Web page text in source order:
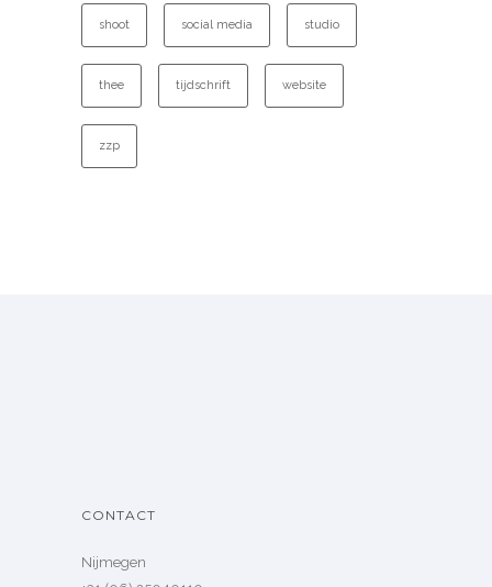
shoot social media studio
thee tijdschrift website
zzp
CONTACT
Nijmegen